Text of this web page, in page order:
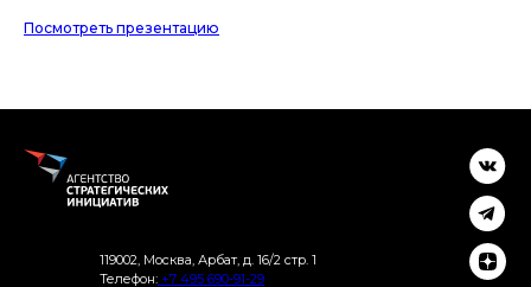
Посмотреть презентацию
119002, Москва, Арбат, д. 16/2 стр. 1
Телефон: +7 495 690-91-29